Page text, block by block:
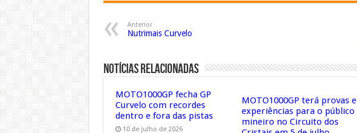
Anterior
Nutrimais Curvelo
Notícias Relacionadas
MOTO1000GP fecha GP
Curvelo com recordes
dentro e fora das pistas
10 de julho de 2026
MOTO1000GP terá provas e
experiências para o público
mineiro no Circuito dos